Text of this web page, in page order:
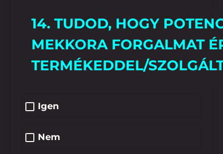
14. TUDOD, HOGY
MEKKORA FORGALMAT
TERMÉKEDDEL/
Igen
Nem